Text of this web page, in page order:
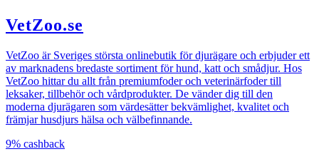
VetZoo.se
VetZoo är Sveriges största onlinebutik för djurägare och erbjuder ett
av marknadens bredaste sortiment för hund, katt och smådjur. Hos
VetZoo hittar du allt från premiumfoder och veterinärfoder till
leksaker, tillbehör och vårdprodukter. De vänder dig till den
moderna djurägaren som värdesätter bekvämlighet, kvalitet och
främjar husdjurs hälsa och välbefinnande.
9% cashback